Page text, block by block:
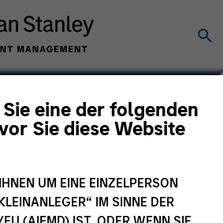
eine der folgenden
Sie diese Website
UM EINE EINZELPERSON
IM SINNE DER
CFA